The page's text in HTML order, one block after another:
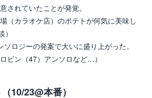
されていたことが発覚。
（カラオケ店）のポテトが何気に美味し
ロジーの発案で大いに盛り上がった。
ビン（47）アンソロなど…）
10/23@本番）